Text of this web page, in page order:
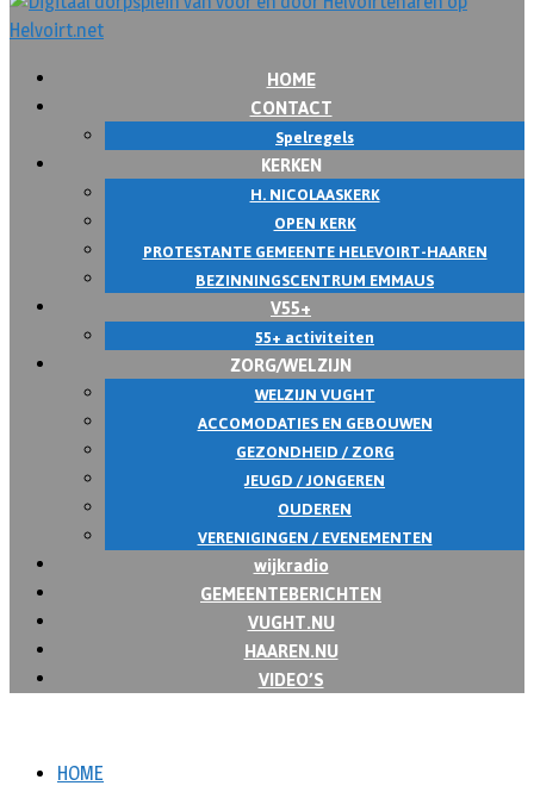
HOME
CONTACT
Spelregels
KERKEN
H. NICOLAASKERK
OPEN KERK
PROTESTANTE GEMEENTE HELEVOIRT-HAAREN
BEZINNINGSCENTRUM EMMAUS
V55+
55+ activiteiten
ZORG/WELZIJN
WELZIJN VUGHT
ACCOMODATIES EN GEBOUWEN
GEZONDHEID / ZORG
JEUGD / JONGEREN
OUDEREN
VERENIGINGEN / EVENEMENTEN
wijkradio
GEMEENTEBERICHTEN
VUGHT.NU
HAAREN.NU
VIDEO’S
HOME